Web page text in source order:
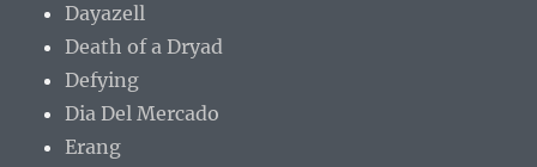
Dayazell
Death of a Dryad
Defying
Dia Del Mercado
Erang